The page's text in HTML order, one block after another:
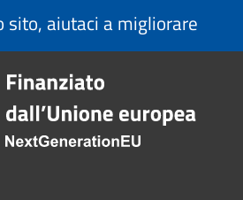
sito, aiutaci a migliorare